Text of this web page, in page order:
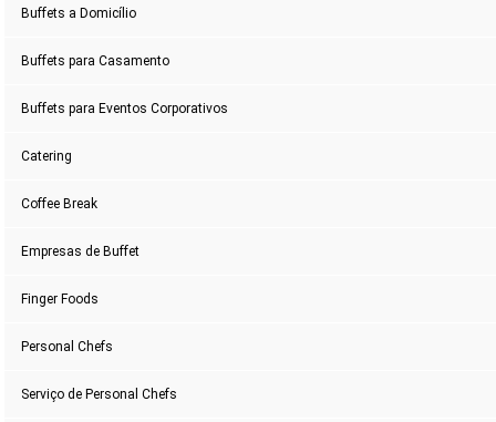
Buffets a Domicílio
Buffets para Casamento
Buffets para Eventos Corporativos
Catering
Coffee Break
Empresas de Buffet
Finger Foods
Personal Chefs
Serviço de Personal Chefs